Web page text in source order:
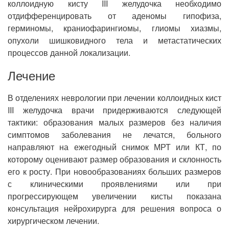
коллоидную кисту III желудочка необходимо
отдифференцировать от аденомы гипофиза,
герминомы, краниофарингиомы, глиомы хиазмы,
опухоли шишковидного тела и метастатических
процессов данной локализации.
Лечение
В отделениях неврологии при лечении коллоидных кист
III желудочка врачи придерживаются следующей
тактики: образования малых размеров без наличия
симптомов заболевания не лечатся, больного
направляют на ежегодный снимок МРТ или КТ, по
которому оценивают размер образования и склонность
его к росту. При новообразованиях больших размеров
с клиническими проявлениями или при
прогрессирующем увеличении кисты показана
консультация нейрохирурга для решения вопроса о
хирургическом лечении.